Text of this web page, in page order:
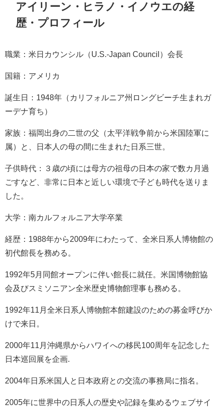
アイリーン・ヒラノ・イノウエの経
歴・プロフィール
職業：米日カウンシル（U.S.-Japan Council）会長
国籍：アメリカ
誕生日：1948年（カリフォルニア州ロングビーチ生まれガ
ーデナ育ち）
家族：福岡出身の二世の父（太平洋戦争前から米国陸軍に
属）と、日本人の母の間に生まれた日系三世。
子供時代：
３歳の頃には母方の祖母の日本の家で数カ月過
ごすなど、非常に日本と近しい環境で子ども時代を送りま
した。
大学：南カルフォルニア大学卒業
経歴： 1988年から2009年にわたって、全米日系人博物館の
初代館長を務める。
1992年5月同館オープンに伴い館長に就任。米国博物館協
会及びスミソニアン全米歴史博物館理事も務める。
1992年11月全米日系人博物館本館建設のための募金呼びか
けで来日。
2000年11月沖縄県からハワイへの移民100周年を記念した
日本巡回展を企画.
2004年日系米国人と日本政府との交流の事務局に指名。
2005年に世界中の日系人の歴史や記録を集めるウェブサイ